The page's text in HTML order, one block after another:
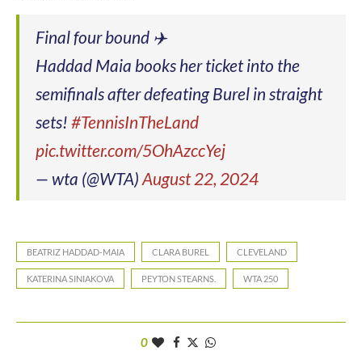
Final four bound ✈️
Haddad Maia books her ticket into the
semifinals after defeating Burel in straight
sets! #TennisInTheLand
pic.twitter.com/5OhAzccYej
— wta (@WTA) August 22, 2024
BEATRIZ HADDAD-MAIA CLARA BUREL CLEVELAND
KATERINA SINIAKOVA PEYTON STEARNS. WTA 250
0